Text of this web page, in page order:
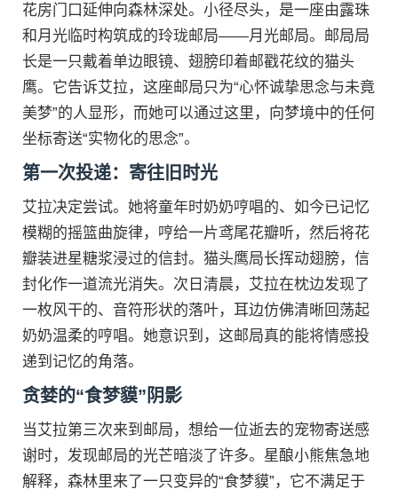
花房门口延伸向森林深处。小径尽头，是一座由露珠
和月光临时构筑成的玲珑邮局——月光邮局。邮局局
长是一只戴着单边眼镜、翅膀印着邮戳花纹的猫头
鹰。它告诉艾拉，这座邮局只为“心怀诚挚思念与未竟
美梦”的人显形，而她可以通过这里，向梦境中的任何
坐标寄送“实物化的思念”。
第一次投递：寄往旧时光
艾拉决定尝试。她将童年时奶奶哼唱的、如今已记忆
模糊的摇篮曲旋律，哼给一片鸢尾花瓣听，然后将花
瓣装进星糖浆浸过的信封。猫头鹰局长挥动翅膀，信
封化作一道流光消失。次日清晨，艾拉在枕边发现了
一枚风干的、音符形状的落叶，耳边仿佛清晰回荡起
奶奶温柔的哼唱。她意识到，这邮局真的能将情感投
递到记忆的角落。
贪婪的“食梦貘”阴影
当艾拉第三次来到邮局，想给一位逝去的宠物寄送感
谢时，发现邮局的光芒暗淡了许多。星酿小熊焦急地
解释，森林里来了一只变异的“食梦貘”，它不满足于